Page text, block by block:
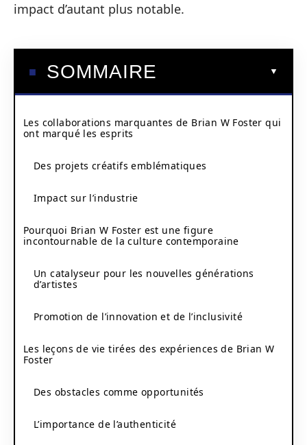
impact d’autant plus notable.
SOMMAIRE
Les collaborations marquantes de Brian W Foster qui
ont marqué les esprits
Des projets créatifs emblématiques
Impact sur l’industrie
Pourquoi Brian W Foster est une figure
incontournable de la culture contemporaine
Un catalyseur pour les nouvelles générations
d’artistes
Promotion de l’innovation et de l’inclusivité
Les leçons de vie tirées des expériences de Brian W
Foster
Des obstacles comme opportunités
L’importance de l’authenticité